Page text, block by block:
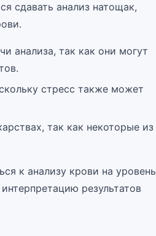
сдавать анализ натощак,
анализа, так как они могут
стресс также может
так как некоторые из
к анализу крови на уровень
результатов